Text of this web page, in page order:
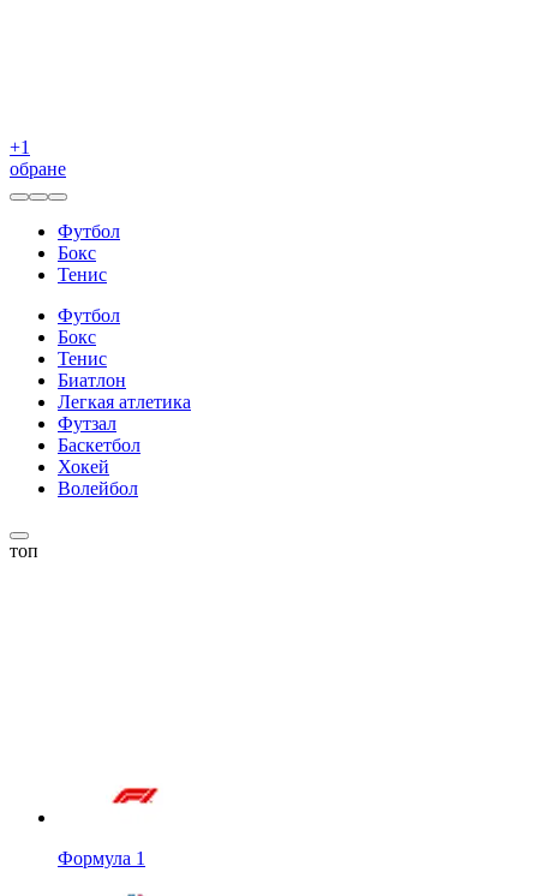
+1
обране
Футбол
Бокс
Тенис
Футбол
Бокс
Тенис
Биатлон
Легкая атлетика
Футзал
Баскетбол
Хокей
Волейбол
топ
Формула 1